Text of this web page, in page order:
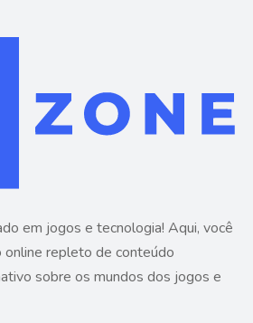
em jogos e tecnologia! Aqui, você
online repleto de conteúdo
sobre os mundos dos jogos e